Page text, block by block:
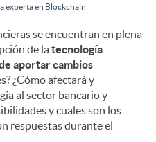
experta en Blockchain
se encuentran en plena
de latecnología
aportar cambios
¿Cómo afectará y
al sector bancario y
y cuales son los
respuestas durante el